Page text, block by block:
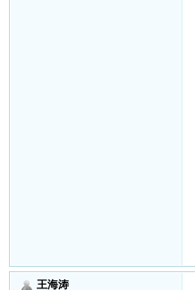
王海涛